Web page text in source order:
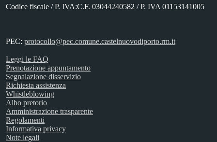
Codice fiscale / P. IVA:C.F. 03044240582 / P. IVA 01153141005
PEC: protocollo@pec.comune.castelnuovodiporto.rm.it
Leggi le FAQ
Prenotazione appuntamento
Segnalazione disservizio
Richiesta assistenza
Whistleblowing
Albo pretorio
Amministrazione trasparente
Regolamenti
Informativa privacy
Note legali